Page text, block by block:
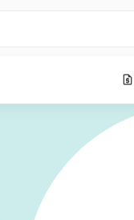
request_quote